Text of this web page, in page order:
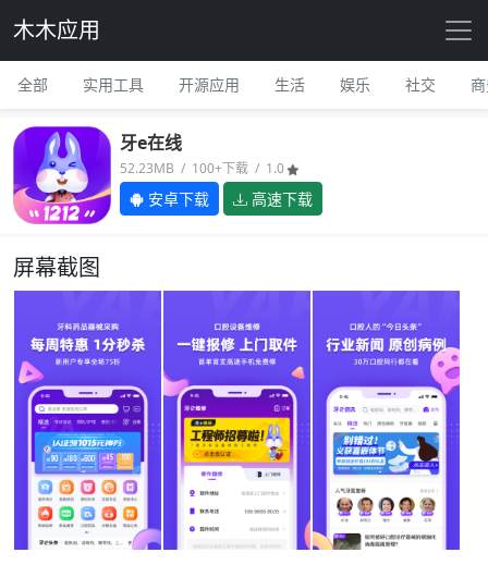
木木应用
全部 实用工具 开源应用 生活 娱乐 社交
牙e在线
52.23MB / 100+下载 / 1.0
安卓下载 高速下载
屏幕截图